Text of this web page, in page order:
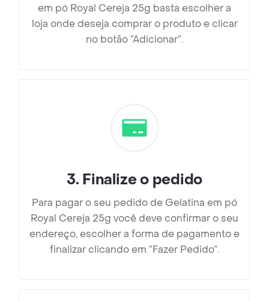
em pó Royal Cereja 25g basta escolher a
loja onde deseja comprar o produto e clicar
no botão “Adicionar”.
3. Finalize o pedido
Para pagar o seu pedido de Gelatina em pó
Royal Cereja 25g você deve confirmar o seu
endereço, escolher a forma de pagamento e
finalizar clicando em ”Fazer Pedido”.